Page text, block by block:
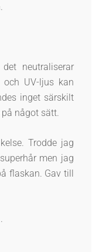
neutraliserar
UV-ljus kan
inget särskilt
något sätt.
Trodde jag
men jag
flaskan. Gav till